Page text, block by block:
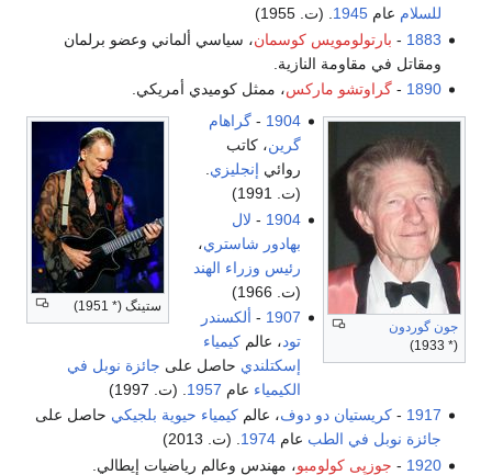
للسلام عام1945. (ت. 1955)
1883
- بارتولومويس كوسمان، سياسي ألماني وعضو برلمان
ومقاتل في مقاومة النازية.
1890
-گراوتشو ماركس، ممثل كوميدي أمريكي.
جون گوردون
(* 1933)
ستينگ (* 1951)
1904
- گراهام
گرين، كاتب
روائي إنجليزي.
(ت. 1991)
1904
- لال
بهادور شاستري،
رئيس وزراء الهند
(ت. 1966)
1907
- ألكسندر
تود، عالم كيمياء
إسكتلندي حاصل على جائزة نوبل في
الكيمياء عام 1957 . (ت. 1997)
1917
-كريستيان دو دوف، عالمكيمياء حيوية بلجيكي حاصل على
جائزة نوبل في الطب عام1974. (ت. 2013)
1920
- جوزپى كولومبو، مهندس وعالم رياضيات إيطالي.